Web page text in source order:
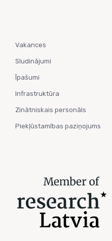
Vakances
Sludinājumi
Īpašumi
Infrastruktūra
Zinātniskais personāls
Piekļūstamības paziņojums